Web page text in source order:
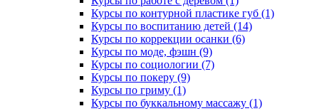
Курсы по контурной пластике губ (1)
Курсы по воспитанию детей (14)
Курсы по коррекции осанки (6)
Курсы по моде, фэшн (9)
Курсы по социологии (7)
Курсы по покеру (9)
Курсы по гриму (1)
Курсы по буккальному массажу (1)